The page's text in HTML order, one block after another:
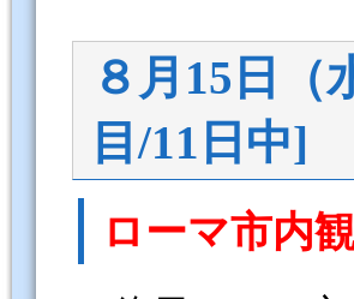
８月15日
目/11日中]
ローマ市内